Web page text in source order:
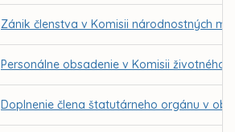
Zánik členstva v Komisii národnostných
Personálne obsadenie v Komisii
Doplnenie člena štatutárneho orgánu v